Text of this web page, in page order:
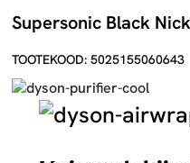
Supersonic Black
TOOTEKOOD: 5025155060643